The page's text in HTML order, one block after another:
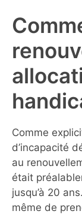
Comme
d’incapacité
au
était
jusqu’à 20
même de